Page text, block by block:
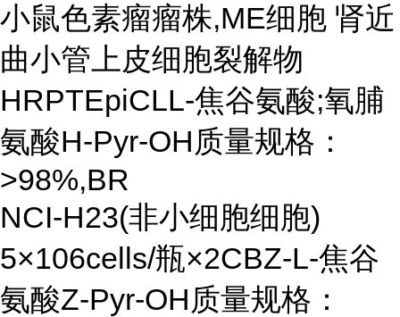
小鼠色素瘤瘤株,ME细胞 肾近
曲小管上皮细胞裂解物
HRPTEpiCLL-焦谷氨酸;氧脯
氨酸H-Pyr-OH质量规格：
>98%,BR
NCI-H23(非小细胞细胞)
5×106cells/瓶×2CBZ-L-焦谷
氨酸Z-Pyr-OH质量规格：